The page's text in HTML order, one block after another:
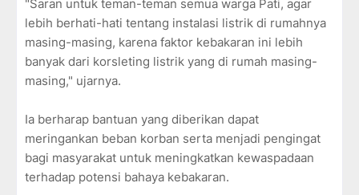
"Saran untuk teman-teman semua warga Pati, agar
lebih berhati-hati tentang instalasi listrik di rumahnya
masing-masing, karena faktor kebakaran ini lebih
banyak dari korsleting listrik yang di rumah masing-
masing," ujarnya.
Ia berharap bantuan yang diberikan dapat
meringankan beban korban serta menjadi pengingat
bagi masyarakat untuk meningkatkan kewaspadaan
terhadap potensi bahaya kebakaran.